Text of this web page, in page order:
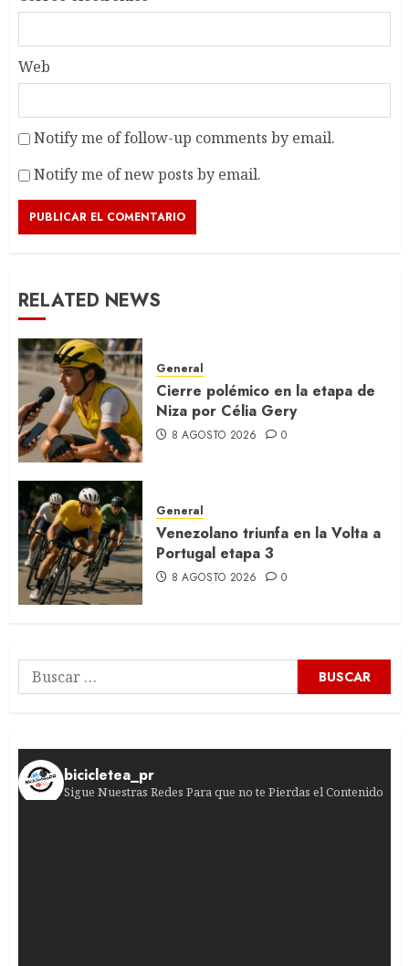
Web
Notify me of follow-up comments by email.
Notify me of new posts by email.
RELATED NEWS
General
Cierre polémico en la etapa de
Niza por Célia Gery
8 AGOSTO 2026 0
General
Venezolano triunfa en la Volta a
Portugal etapa 3
8 AGOSTO 2026 0
Buscar:
bicicletea_pr
Sigue Nuestras Redes Para que no te Pierdas el Contenido